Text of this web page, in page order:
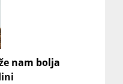
nam bolja